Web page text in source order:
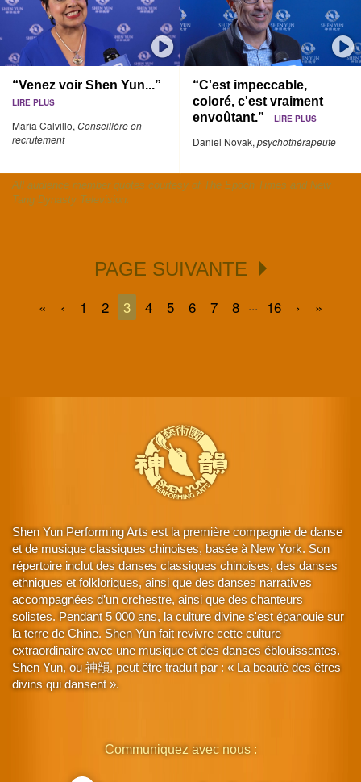
“Venez voir Shen Yun...”
LIRE PLUS
Maria Calvillo, Conseillère en
recrutement
“C'est impeccable,
coloré, c'est vraiment
envoûtant.”LIRE PLUS
Daniel Novak,psychothérapeute
All audience member quotes courtesy of The Epoch Times and New
Tang Dynasty Television.
PAGE SUIVANTE
« ‹ 1 2 3 4 5 6 7 8 ... 16 › »
Shen Yun Performing Arts est la première compagnie de danse
et de musique classiques chinoises, basée à New York. Son
répertoire inclut des danses classiques chinoises, des danses
ethniques et folkloriques, ainsi que des danses narratives
accompagnées d’un orchestre, ainsi que des chanteurs
solistes. Pendant 5 000 ans, la culture divine s'est épanouie sur
la terre de Chine. Shen Yun fait revivre cette culture
extraordinaire avec une musique et des danses éblouissantes.
Shen Yun, ou 神韻, peut être traduit par : « La beauté des êtres
divins qui dansent ».
Communiquez avec nous :